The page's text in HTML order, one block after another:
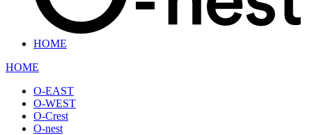
HOME
HOME
O-EAST
O-WEST
O-Crest
O-nest